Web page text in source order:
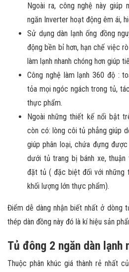
Ngoài ra, công nghệ này giúp
ngăn Inverter hoạt động êm ái,
Sử dụng dàn lạnh ống đồng
động bền bỉ hơn, hạn chế việc
làm lạnh nhanh chóng hơn giúp
Công nghệ làm lạnh 360 độ :
tỏa mọi ngóc ngách trong tủ,
thực phẩm.
Ngoài những thiết kế nổi bật
còn có: lòng côi tủ phẳng giúp
giúp phân loại, chứa đựng
dưới tủ trang bị bánh xe,
đặt tủ ( đặc biệt đối với những
khối lượng lớn thực phẩm).
Điểm dễ dàng nhận biết nhất ở dòng
thép dàn đồng này đó là kí hiệu sản
Tủ đông 2 ngăn dàn lạnh
Thuộc phân khúc giá thành rẻ nhất